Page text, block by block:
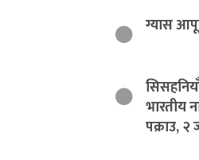
ग्यास
भारतीय
पक्राउ, २